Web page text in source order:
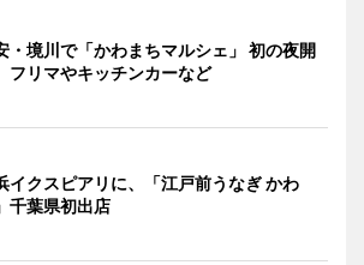
・境川で「かわまちマルシェ」 初の夜開
フリマやキッチンカーなど
イクスピアリに、「江戸前うなぎ かわ
千葉県初出店